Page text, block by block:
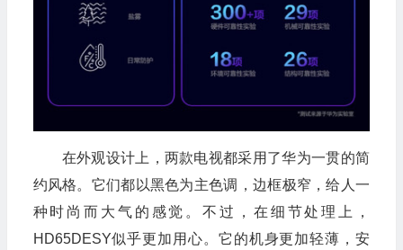
在外观设计上，两款电视都采用了华为一贯的简
约风格。它们都以黑色为主色调，边框极窄，给人一
种时尚而大气的感觉。不过，在细节处理上，
HD65DESY似乎更加用心。它的机身更加轻薄，安